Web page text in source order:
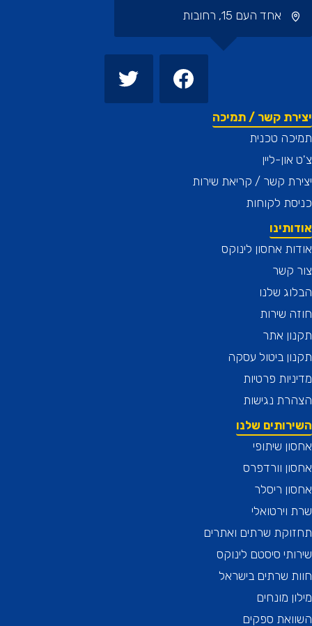
אחד העם 15, רחובות
קשר / תמיכה
טכנית
ליין
קשר / קריאת שירות
לקוחות
אחסון לינוקס
קשר
שלנו
שירות
אתר
ביטול עסקה
פרטיות
נגישות
שלנו
שיתופי
וורדפרס
ריסלר
שרתים ואתרים
סיסטם לינוקס
שרתים בישראל
מונחים
ספקים